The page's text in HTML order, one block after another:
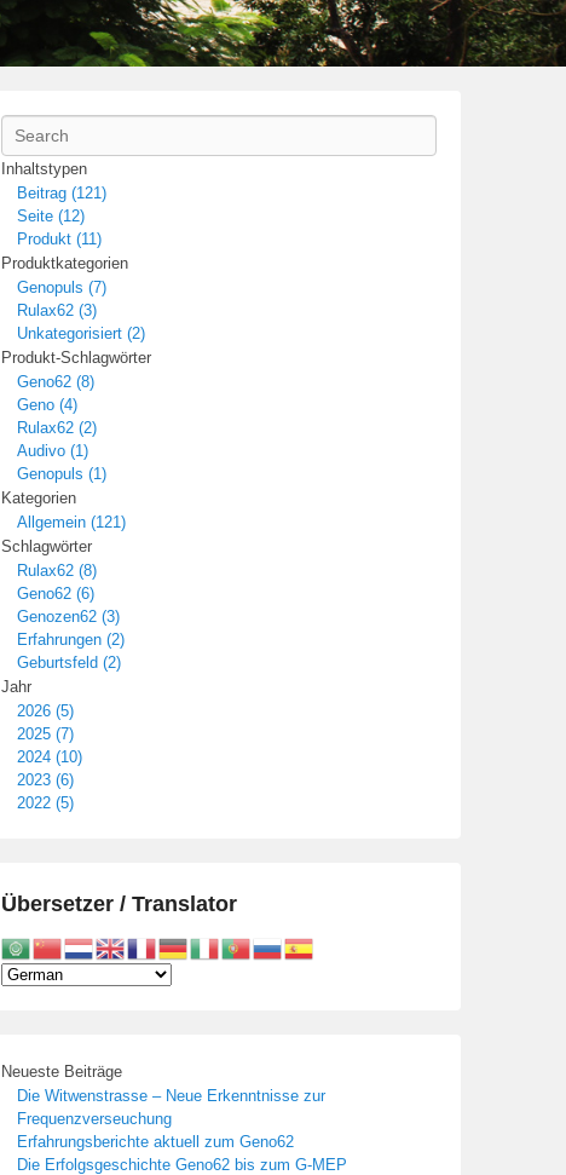
Search
Inhaltstypen
Beitrag (121)
Seite (12)
Produkt (11)
Produktkategorien
Genopuls (7)
Rulax62 (3)
Unkategorisiert (2)
Produkt-Schlagwörter
Geno62 (8)
Geno (4)
Rulax62 (2)
Audivo (1)
Genopuls (1)
Kategorien
Allgemein (121)
Schlagwörter
Rulax62 (8)
Geno62 (6)
Genozen62 (3)
Erfahrungen (2)
Geburtsfeld (2)
Jahr
2026 (5)
2025 (7)
2024 (10)
2023 (6)
2022 (5)
Übersetzer / Translator
Neueste Beiträge
Die Witwenstrasse – Neue Erkenntnisse zur
Frequenzverseuchung
Erfahrungsberichte aktuell zum Geno62
Die Erfolgsgeschichte Geno62 bis zum G-MEP